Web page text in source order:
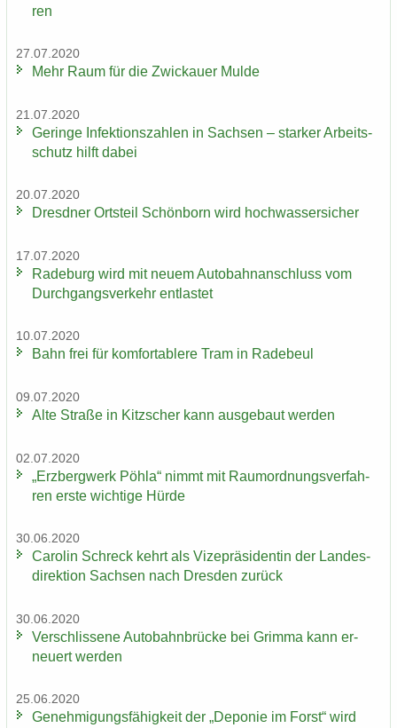
ren
27.07.2020
Mehr Raum für die Zwi­ckau­er Mulde
21.07.2020
Ge­rin­ge In­fek­ti­ons­zah­len in Sach­sen – star­ker Ar­beits­
schutz hilft dabei
20.07.2020
Dresd­ner Orts­teil Schön­born wird hoch­was­ser­si­cher
17.07.2020
Ra­de­burg wird mit neuem Au­to­bahn­an­schluss vom
Durch­gangs­ver­kehr ent­las­tet
10.07.2020
Bahn frei für kom­for­ta­ble­re Tram in Ra­de­beul
09.07.2020
Alte Stra­ße in Kitz­scher kann aus­ge­baut wer­den
02.07.2020
„Erz­berg­werk Pöhla“ nimmt mit Raum­ord­nungs­ver­fah­
ren erste wich­ti­ge Hürde
30.06.2020
Ca­ro­lin Schreck kehrt als Vi­ze­prä­si­den­tin der Lan­des­
di­rek­ti­on Sach­sen nach Dres­den zu­rück
30.06.2020
Ver­schlis­se­ne Au­to­bahn­brü­cke bei Grim­ma kann er­
neu­ert wer­den
25.06.2020
Ge­neh­mi­gungs­fä­hig­keit der „De­po­nie im Forst“ wird